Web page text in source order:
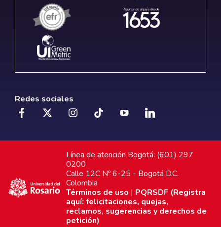
Redes sociales
Línea de atención Bogotá: (601) 297
0200
Calle 12C Nº 6-25 - Bogotá D.C.
Colombia
Términos de uso | PQRSDF (Registra
aquí: felicitaciones, quejas,
reclamos, sugerencias y derechos de
petición)